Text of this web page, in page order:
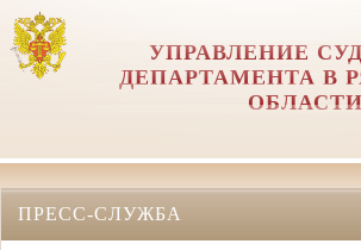
УПРАВЛЕНИЕ
ДЕПАРТАМЕНТА В
ОБЛАСТИ
ПРЕСС-СЛУЖБА